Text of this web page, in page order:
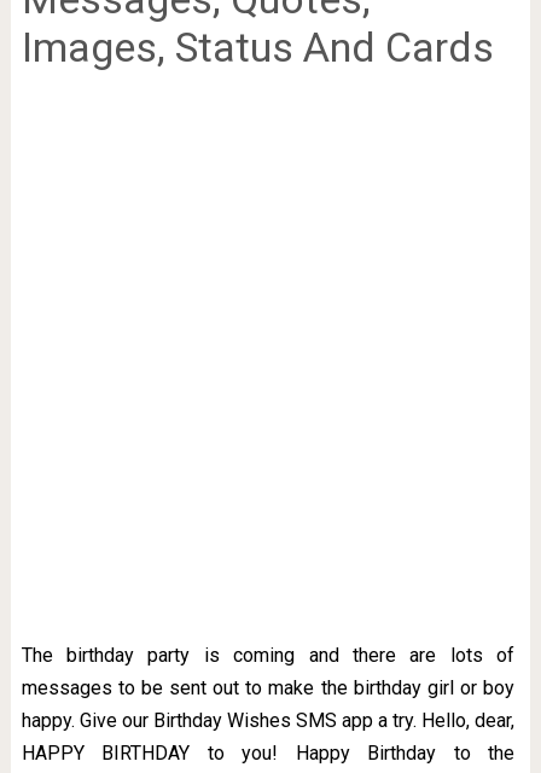
Images, Status And Cards
The birthday party is coming and there are lots of
messages to be sent out to make the birthday girl or boy
happy. Give our Birthday Wishes SMS app a try. Hello, dear,
HAPPY BIRTHDAY to you! Happy Birthday to the